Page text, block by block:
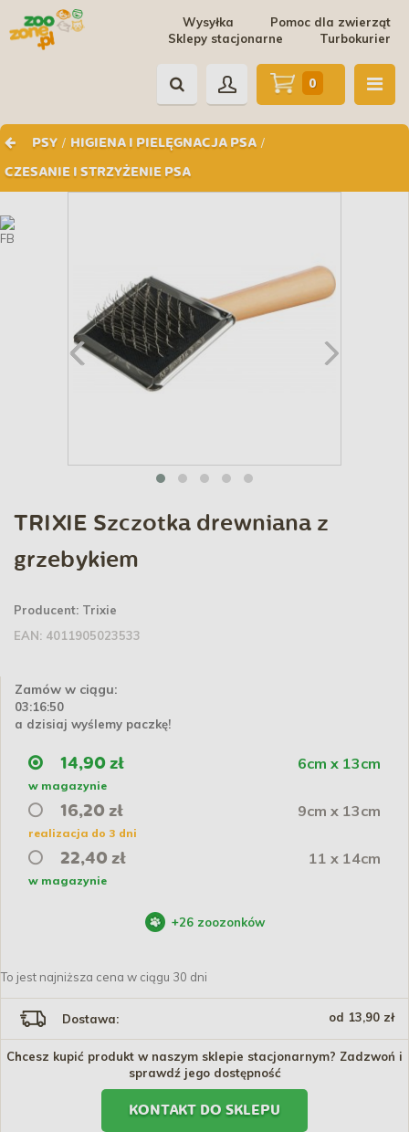
Pomoc dla zwierząt
Wysyłka
Turbokurier
Sklepy stacjonarne
PSY / HIGIENA I PIELĘGNACJA PSA /
CZESANIE I STRZYŻENIE PSA
0
TRIXIE Szczotka drewniana z
grzebykiem
Producent: Trixie
EAN: 4011905023533
Zamów w ciągu:
03:16:50
a dzisiaj wyślemy paczkę!
14,90 zł 6cm x 13cm
w magazynie
16,20 zł 9cm x 13cm
realizacja do 3 dni
22,40 zł 11 x 14cm
w magazynie
+26 zoozonków
To jest najniższa cena w ciągu 30 dni
Dostawa: od 13,90 zł
Chcesz kupić produkt w naszym sklepie stacjonarnym? Zadzwoń i
sprawdź jego dostępność
KONTAKT DO SKLEPU